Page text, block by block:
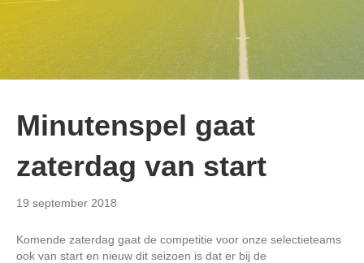
Minutenspel gaat
zaterdag van start
19 september 2018
Komende zaterdag gaat de competitie voor onze selectieteams
ook van start en nieuw dit seizoen is dat er bij de